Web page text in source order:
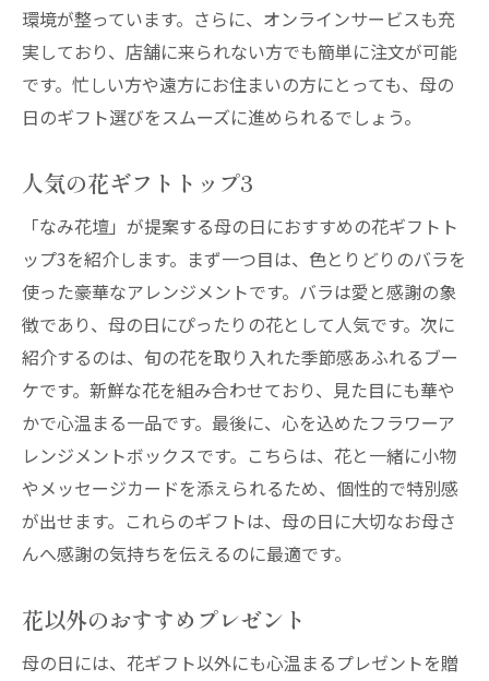
環境が整っています。さらに、オンラインサービスも充
実しており、店舗に来られない方でも簡単に注文が可能
です。忙しい方や遠方にお住まいの方にとっても、母の
日のギフト選びをスムーズに進められるでしょう。
人気の花ギフトトップ3
「なみ花壇」が提案する母の日におすすめの花ギフトト
ップ3を紹介します。まず一つ目は、色とりどりのバラを
使った豪華なアレンジメントです。バラは愛と感謝の象
徴であり、母の日にぴったりの花として人気です。次に
紹介するのは、旬の花を取り入れた季節感あふれるブー
ケです。新鮮な花を組み合わせており、見た目にも華や
かで心温まる一品です。最後に、心を込めたフラワーア
レンジメントボックスです。こちらは、花と一緒に小物
やメッセージカードを添えられるため、個性的で特別感
が出せます。これらのギフトは、母の日に大切なお母さ
んへ感謝の気持ちを伝えるのに最適です。
花以外のおすすめプレゼント
母の日には、花ギフト以外にも心温まるプレゼントを贈